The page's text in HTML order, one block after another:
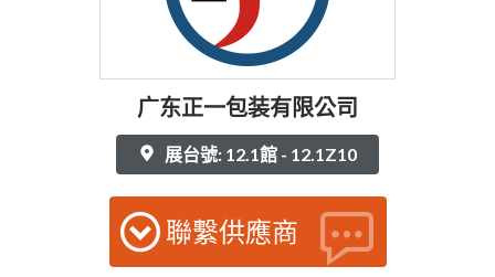
广东正一包装有限公司
展台號: 12.1館 - 12.1Z10
聯繫供應商